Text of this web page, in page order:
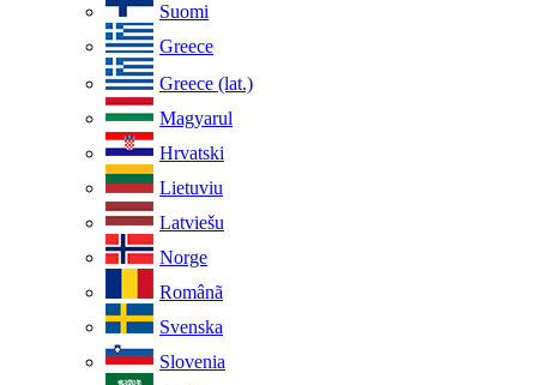
Suomi
Greece
Greece (lat.)
Magyarul
Hrvatski
Lietuviu
Latviešu
Norge
Românã
Svenska
Slovenia